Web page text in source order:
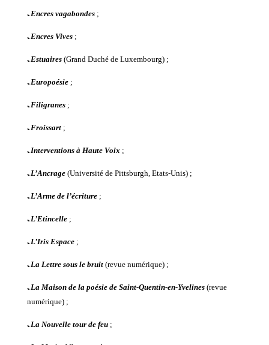
ﹳ Encres vagabondes ;
ﹳ Encres Vives ;
ﹳ Estuaires (Grand Duché de Luxembourg) ;
ﹳ Europoésie ;
ﹳ Filigranes;
ﹳ Froissart ;
ﹳ Interventions à Haute Voix ;
ﹳ L’Ancrage(Université de Pittsburgh, Etats-Unis) ;
ﹳ L’Arme de l’écriture ;
ﹳ L’Etincelle ;
ﹳ L’Iris Espace ;
ﹳ La Lettre sous le bruit(revue numérique) ;
ﹳ La Maison de la poésie de Saint-Quentin-en-Yvelines (revue
numérique) ;
ﹳ La Nouvelle tour de feu ;